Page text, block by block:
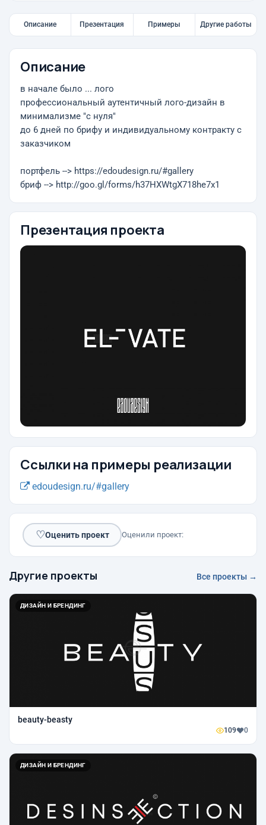
Описание Презентация Примеры Другие работы
Описание
в начале было ... лого
профессиональный аутентичный лого-дизайн в
минимализме "с нуля"
до 6 дней по брифу и индивидуальному контракту с
заказчиком
портфель --> https://edoudesign.ru/#gallery
бриф --> http://goo.gl/forms/h37HXWtgX718he7x1
Презентация проекта
Ссылки на примеры реализации
edoudesign.ru/#gallery
♡Оценить проект Оценили проект:
Другие проекты Все проекты →
ДИЗАЙН И БРЕНДИНГ
beauty-beasty
109 0
ДИЗАЙН И БРЕНДИНГ